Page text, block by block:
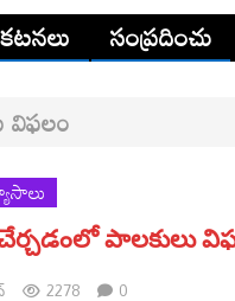
సంప్రదించు
విఫలం
పాలకులు
2278 0